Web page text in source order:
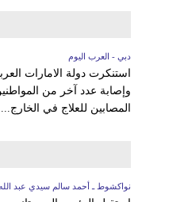
دبي - العرب اليوم
استنكرت دولة الامارات
وإصابة عدد آخر من
المصابين للعلاج في الخارج....
نواكشوط ـ أحمد سالم سيدي عبد